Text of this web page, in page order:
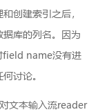
创建索引之后，
库的列名。因为
field name没有进
讨论。
文本输入流reader